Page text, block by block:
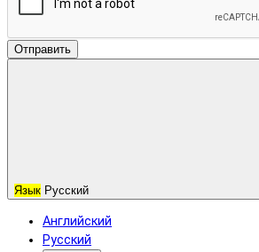
Отправить
Язык Русский
Английский
Русский